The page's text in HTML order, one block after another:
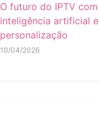
O futuro do IPTV com
inteligência artificial e
personalização
10/04/2026